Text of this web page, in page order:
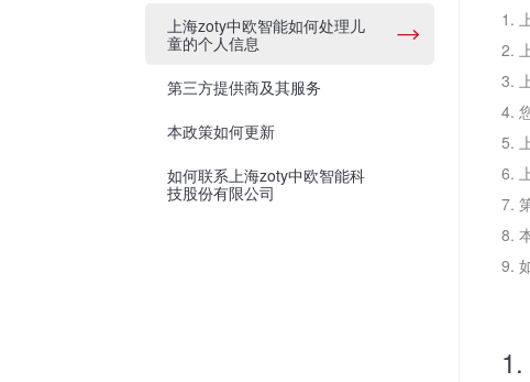
上海zoty中欧智能如何处理儿
童的个人信息
第三方提供商及其服务
本政策如何更新
如何联系上海zoty中欧智能科
技股份有限公司
1.
2.
3.
4.
5.
6.
7.
8.
9.